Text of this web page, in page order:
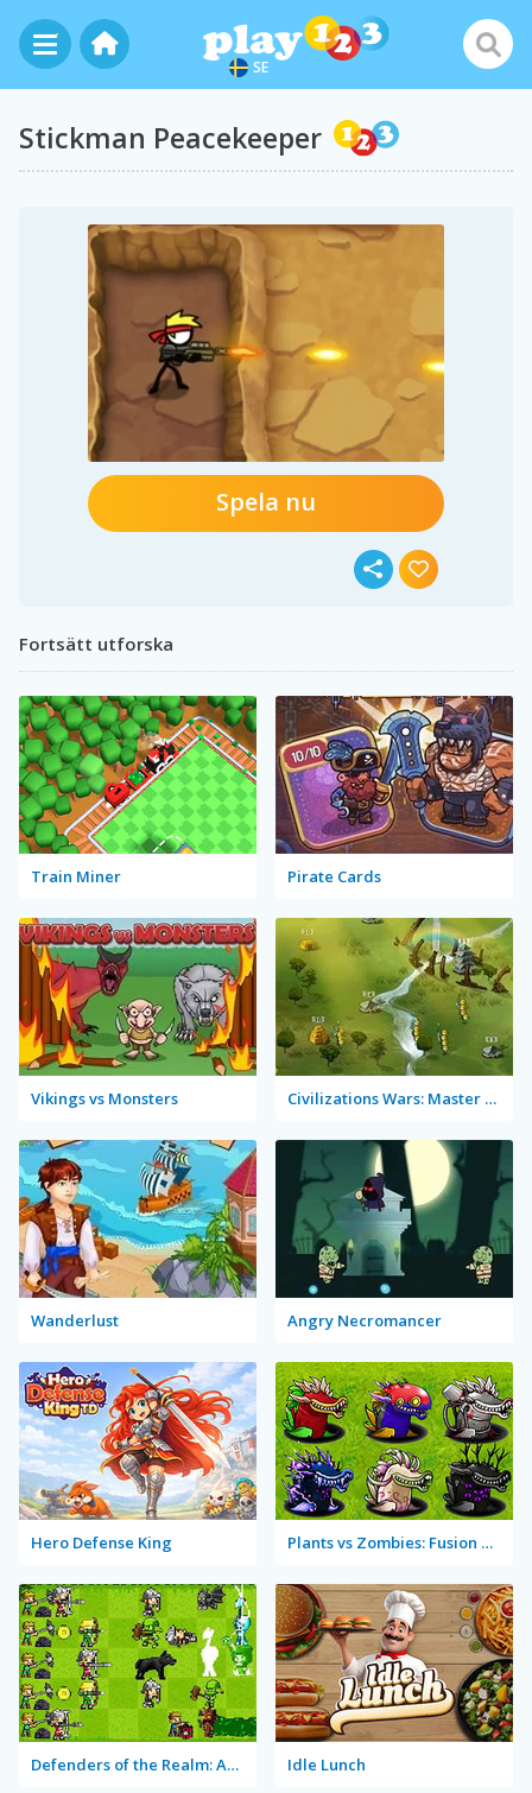
SE
Stickman Peacekeeper
Spela nu
Fortsätt utforska
Train Miner Pirate Cards
Vikings vs Monsters Civilizations Wars: Master Edition
Wanderlust Angry Necromancer
Hero Defense King Plants vs Zombies: Fusion Mode
Defenders of the Realm: An Epic War! Idle Lunch